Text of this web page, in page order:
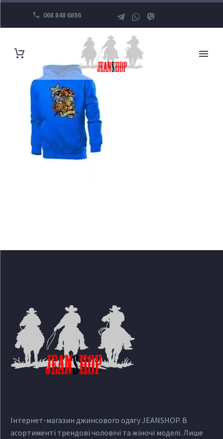
068 848 6886
Інтернет-магазин джинсового одягу JEANSHOP. В
асортименті трендові чоловічі та жіночі моделі. Лише